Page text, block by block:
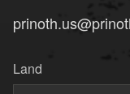
Land